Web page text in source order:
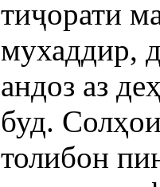
тиҷорати
мухаддир,
андоз аз
буд.
толибон